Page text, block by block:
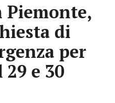
di
per
e 30